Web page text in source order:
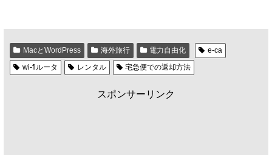
MacとWordPress 海外旅行 電力自由化
e-ca
wi-fiルータ
レンタル 宅急便での返却方法
スポンサーリンク